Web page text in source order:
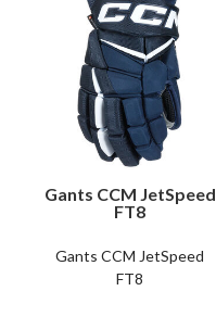
Gants CCM JetSpeed
FT8
Gants CCM JetSpeed
FT8